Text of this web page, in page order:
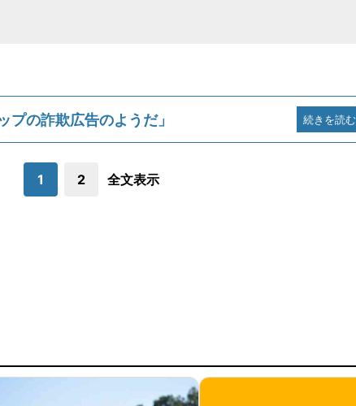
プの詐欺広告のようだ」 続きを読む
1 2 全文表示